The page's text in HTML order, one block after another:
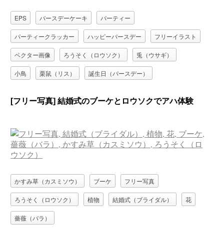
EPS バースデーケーキ パーティー
パーティークラッカー ハッピーバースデー フリーイラスト
ベクター画像 ろうそく（ロウソク） 兎（ウサギ）
小鳥 栗鼠（リス） 誕生日（バースデー）
[フリー写真] 結婚式のブーケとロウソクでアハ体験
かすみ草（カスミソウ） ブーケ フリー写真
ろうそく（ロウソク） 植物 結婚式（ブライダル） 花
薔薇（バラ）